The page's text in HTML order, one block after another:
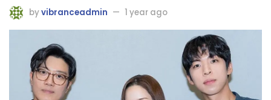
byvibranceadmin 1 year ago